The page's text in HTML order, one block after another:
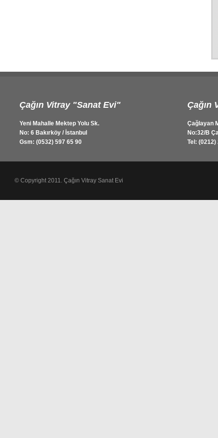
Çağın Vitray "Sanat Evi"
Yeni Mahalle Mektep Yolu Sk.
No: 6 Bakırköy / İstanbul
Gsm: (0532) 597 65 90
Çağın
Çağlayan
No:32/B
Tel: (0212)
© Copyright 2011. Çağın Vitray Sanat Evi